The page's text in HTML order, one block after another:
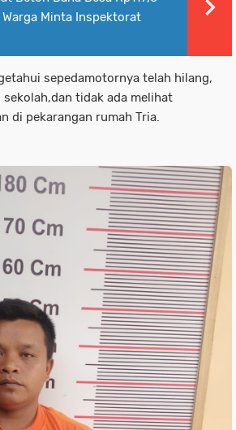
Minta Inspektorat
sepedamotornya telah hilang,
tidak ada melihat
di pekarangan rumah Tria.